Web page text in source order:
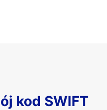
kod SWIFT